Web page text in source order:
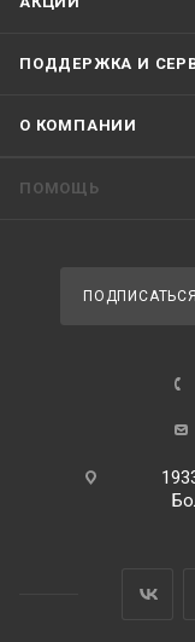
ПОДДЕРЖКА И
О КОМПАНИИ
ПОМОЩЬ